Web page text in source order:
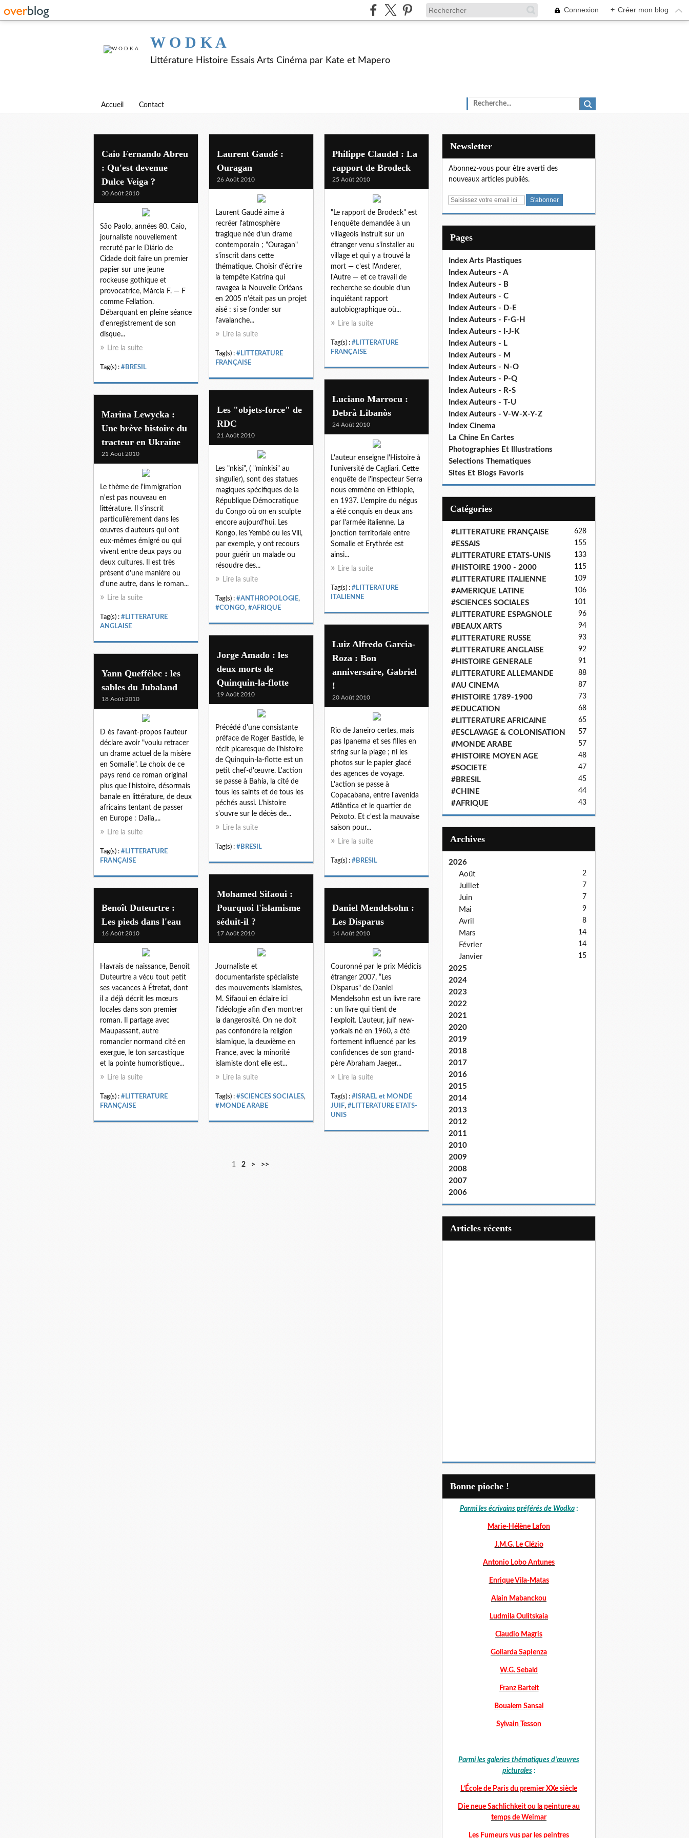
Connexion + Créer mon blog
W O D K A
Littérature Histoire Essais Arts Cinéma par Kate et Mapero
Accueil Contact
Caio Fernando Abreu
: Qu'est devenue
Dulce Veiga ?
30 Août 2010
São Paolo, années 80. Caio,
journaliste nouvellement
recruté par le Diário de
Cidade doit faire un premier
papier sur une jeune
rockeuse gothique et
provocatrice, Márcia F. — F
comme Fellation.
Débarquant en pleine séance
d'enregistrement de son
disque...
Lire la suite
Tag(s) : #BRESIL
Laurent Gaudé :
Ouragan
26 Août 2010
Laurent Gaudé aime à
recréer l'atmosphère
tragique née d'un drame
contemporain ; "Ouragan"
s'inscrit dans cette
thématique. Choisir d'écrire
la tempête Katrina qui
ravagea la Nouvelle Orléans
en 2005 n'était pas un projet
aisé : si se fonder sur
l'avalanche...
Lire la suite
Tag(s) : #LITTERATURE
FRANÇAISE
Philippe Claudel : La
rapport de Brodeck
25 Août 2010
"Le rapport de Brodeck" est
l'enquête demandée à un
villageois instruit sur un
étranger venu s'installer au
village et qui y a trouvé la
mort — c'est l'Anderer,
l'Autre — et ce travail de
recherche se double d'un
inquiétant rapport
autobiographique où...
Lire la suite
Tag(s) : #LITTERATURE
FRANÇAISE
Luciano Marrocu :
Debrà Libanòs
24 Août 2010
L'auteur enseigne l'Histoire à
l'université de Cagliari. Cette
enquête de l'inspecteur Serra
nous emmène en Ethiopie,
en 1937. L'empire du négus
a été conquis en deux ans
par l'armée italienne. La
jonction territoriale entre
Somalie et Erythrée est
ainsi...
Lire la suite
Tag(s) : #LITTERATURE
ITALIENNE
Les "objets-force" de
RDC
21 Août 2010
Les "nkisi", ( "minkisi" au
singulier), sont des statues
magiques spécifiques de la
République Démocratique
du Congo où on en sculpte
encore aujourd'hui. Les
Kongo, les Yembé ou les Vili,
par exemple, y ont recours
pour guérir un malade ou
résoudre des...
Lire la suite
Tag(s) : #ANTHROPOLOGIE,
#CONGO, #AFRIQUE
Marina Lewycka :
Une brève histoire du
tracteur en Ukraine
21 Août 2010
Le thème de l'immigration
n'est pas nouveau en
littérature. Il s'inscrit
particulièrement dans les
œuvres d'auteurs qui ont
eux-mêmes émigré ou qui
vivent entre deux pays ou
deux cultures. Il est très
présent d'une manière ou
d'une autre, dans le roman...
Lire la suite
Tag(s) : #LITTERATURE
ANGLAISE
Luiz Alfredo Garcia-
Roza : Bon
anniversaire, Gabriel
!
20 Août 2010
Rio de Janeiro certes, mais
pas Ipanema et ses filles en
string sur la plage ; ni les
photos sur le papier glacé
des agences de voyage.
L'action se passe à
Copacabana, entre l'avenida
Atlântica et le quartier de
Peixoto. Et c'est la mauvaise
saison pour...
Lire la suite
Tag(s) : #BRESIL
Jorge Amado : les
deux morts de
Quinquin-la-flotte
19 Août 2010
Précédé d'une consistante
préface de Roger Bastide, le
récit picaresque de l'histoire
de Quinquin-la-flotte est un
petit chef-d'œuvre. L'action
se passe à Bahia, la cité de
tous les saints et de tous les
péchés aussi. L'histoire
s'ouvre sur le décès de...
Lire la suite
Tag(s) : #BRESIL
Yann Queffélec : les
sables du Jubaland
18 Août 2010
D ès l'avant-propos l'auteur
déclare avoir "voulu retracer
un drame actuel de la misère
en Somalie". Le choix de ce
pays rend ce roman original
plus que l'histoire, désormais
banale en littérature, de deux
africains tentant de passer
en Europe : Dalia,...
Lire la suite
Tag(s) : #LITTERATURE
FRANÇAISE
Mohamed Sifaoui :
Pourquoi l'islamisme
séduit-il ?
17 Août 2010
Journaliste et
documentariste spécialiste
des mouvements islamistes,
M. Sifaoui en éclaire ici
l'idéologie afin d'en montrer
la dangerosité. On ne doit
pas confondre la religion
islamique, la deuxième en
France, avec la minorité
islamiste dont elle est...
Lire la suite
Tag(s) : #SCIENCES SOCIALES,
#MONDE ARABE
Benoît Duteurtre :
Les pieds dans l'eau
16 Août 2010
Havrais de naissance, Benoît
Duteurtre a vécu tout petit
ses vacances à Étretat, dont
il a déjà décrit les mœurs
locales dans son premier
roman. Il partage avec
Maupassant, autre
romancier normand cité en
exergue, le ton sarcastique
et la pointe humoristique...
Lire la suite
Tag(s) : #LITTERATURE
FRANÇAISE
Daniel Mendelsohn :
Les Disparus
14 Août 2010
Couronné par le prix Médicis
étranger 2007, “Les
Disparus" de Daniel
Mendelsohn est un livre rare
: un livre qui tient de
l'exploit. L'auteur, juif new-
yorkais né en 1960, a été
fortement influencé par les
confidences de son grand-
père Abraham Jaeger...
Lire la suite
Tag(s) : #ISRAEL et MONDE
JUIF, #LITTERATURE ETATS-
UNIS
1 2 > >>
Newsletter
Abonnez-vous pour être averti des
nouveaux articles publiés.
E
Pages
Index Arts Plastiques
Index Auteurs - A
Index Auteurs - B
Index Auteurs - C
Index Auteurs - D-E
Index Auteurs - F-G-H
Index Auteurs - I-J-K
Index Auteurs - L
Index Auteurs - M
Index Auteurs - N-O
Index Auteurs - P-Q
Index Auteurs - R-S
Index Auteurs - T-U
Index Auteurs - V-W-X-Y-Z
Index Cinema
La Chine En Cartes
Photographies Et Illustrations
Selections Thematiques
Sites Et Blogs Favoris
Catégories
#LITTERATURE FRANÇAISE 628
#ESSAIS 155
#LITTERATURE ETATS-UNIS 133
#HISTOIRE 1900 - 2000 115
#LITTERATURE ITALIENNE 109
#AMERIQUE LATINE 106
#SCIENCES SOCIALES 101
#LITTERATURE ESPAGNOLE 96
#BEAUX ARTS 94
#LITTERATURE RUSSE 93
#LITTERATURE ANGLAISE 92
#HISTOIRE GENERALE 91
#LITTERATURE ALLEMANDE 88
#AU CINEMA 87
#HISTOIRE 1789-1900 73
#EDUCATION 68
#LITTERATURE AFRICAINE 65
#ESCLAVAGE & COLONISATION 57
#MONDE ARABE 57
#HISTOIRE MOYEN AGE 48
#SOCIETE 47
#BRESIL 45
#CHINE 44
#AFRIQUE 43
Archives
2026
Août
2
Juillet 7
Juin 7
Mai 9
Avril 8
Mars 14
Février 14
Janvier 15
2025
2024
2023
2022
2021
2020
2019
2018
2017
2016
2015
2014
2013
2012
2011
2010
2009
2008
2007
2006
articles récents
Bonne pioche !
Parmi les écrivains préférés de Wodka:
Marie-Hélène Lafon
J.M.G. Le Clézio
Antonio Lobo Antunes
Enrique Vila-Matas
Alain Mabanckou
Ludmila Oulitskaia
Claudio Magris
Goliarda Sapienza
W.G. Sebald
Franz Bartelt
Boualem Sansal
Sylvain Tesson
Parmi les galeries thématiques d'œuvres
picturales:
L’École de Paris du premier XXe siècle
Die neue Sachlichkeit ou la peinture au
temps de Weimar
Les Fumeurs vus par les peintres